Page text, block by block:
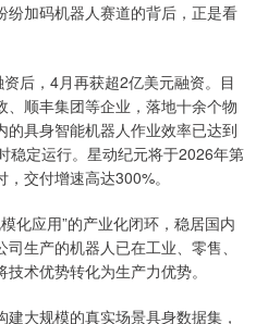
纷加码机器人赛道的背后，正是看
后，4月再获超2亿美元融资。目
顺丰集团等企业，落地十余个物
具身智能机器人作业效率已达到
稳定运行。星动纪元将于2026年第
交付增速高达300%。
化应用”的产业化闭环，稳居国内
生产的机器人已在工业、零售、
术优势转化为生产力优势。
大规模的真实场景具身数据集，